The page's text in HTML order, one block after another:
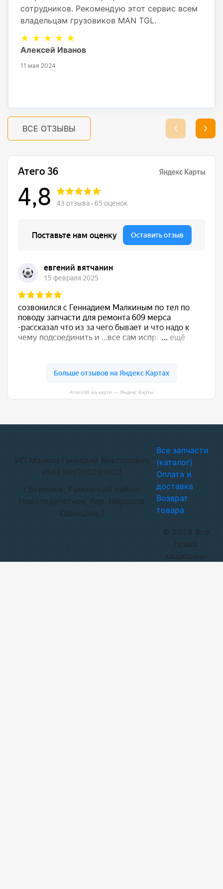
сотрудников. Рекомендую этот сервис всем
владельцам грузовиков MAN TGL.
★ ★ ★ ★ ★
Алексей Иванов
11 мая 2024
ВСЕ ОТЗЫВЫ
Атего36 на карте — Яндекс Карты
ИП Малкин Геннадий Викторович
ИНН 366200280602
г.Воронеж, Рамонский район,
Новоподклетное, пер. Маршала
Одинцова,1
© 2026 Все
права
защищены
Все запчасти
(каталог)
Оплата и
доставка
Возврат
товара